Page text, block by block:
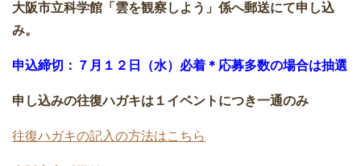
大阪市立科学館「雲を観察しよう」係へ郵送にて申し込
み。
申込締切：７月１２日（水）必着＊応募多数の場合は抽選
申し込みの往復ハガキは１イベントにつき一通のみ
往復ハガキの記入の方法はこちら